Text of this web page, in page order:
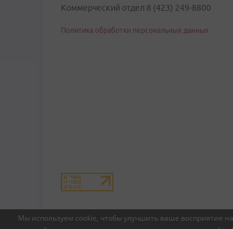
Мы используем cookie, чтобы улучшить ваше восприятие
Коммерческий отдел 8 (423) 249-8800
Политика обработки персональных данных